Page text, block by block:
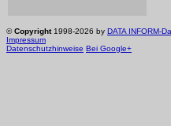
©Copyright1998-2026 by DATA INFORM-
Impressum
Datenschutzhinweise Bei Google+